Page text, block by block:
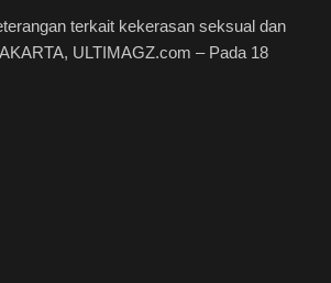
terkait kekerasan seksual dan
ULTIMAGZ.com – Pada 18